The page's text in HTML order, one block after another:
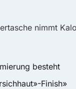
nimmt
besteht
Finish»